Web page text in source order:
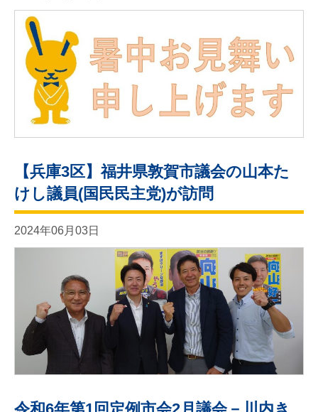
【兵庫3区】福井県敦賀市議会の山本た
けし議員(国民民主党)が訪問
2024年06月03日